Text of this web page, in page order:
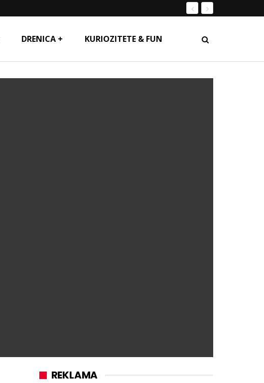
DRENICA + KURIOZITETE & FUN
REKLAMA